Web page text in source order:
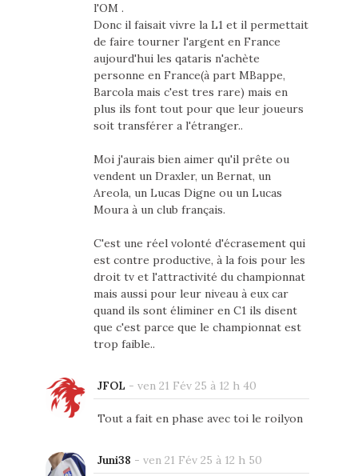
l'OM .
Donc il faisait vivre la L1 et il permettait
de faire tourner l'argent en France
aujourd'hui les qataris n'achète
personne en France(à part MBappe,
Barcola mais c'est tres rare) mais en
plus ils font tout pour que leur joueurs
soit transférer a l'étranger..
Moi j'aurais bien aimer qu'il prête ou
vendent un Draxler, un Bernat, un
Areola, un Lucas Digne ou un Lucas
Moura à un club français.
C'est une réel volonté d'écrasement qui
est contre productive, à la fois pour les
droit tv et l'attractivité du championnat
mais aussi pour leur niveau à eux car
quand ils sont éliminer en C1 ils disent
que c'est parce que le championnat est
trop faible..
JFOL - ven 21 Fév 25 à 12 h 40
Tout a fait en phase avec toi le roilyon
Juni38 - ven 21 Fév 25 à 12 h 50